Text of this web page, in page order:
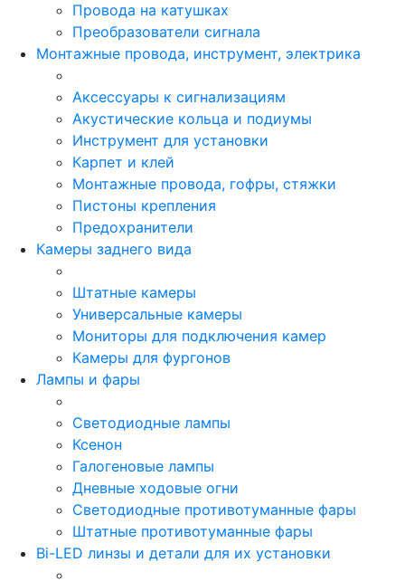
Провода на катушках
Преобразователи сигнала
Монтажные провода, инструмент, электрика
Аксессуары к сигнализациям
Акустические кольца и подиумы
Инструмент для установки
Карпет и клей
Монтажные провода, гофры, стяжки
Пистоны крепления
Предохранители
Камеры заднего вида
Штатные камеры
Универсальные камеры
Мониторы для подключения камер
Камеры для фургонов
Лампы и фары
Светодиодные лампы
Ксенон
Галогеновые лампы
Дневные ходовые огни
Светодиодные противотуманные фары
Штатные противотуманные фары
Bi-LED линзы и детали для их установки